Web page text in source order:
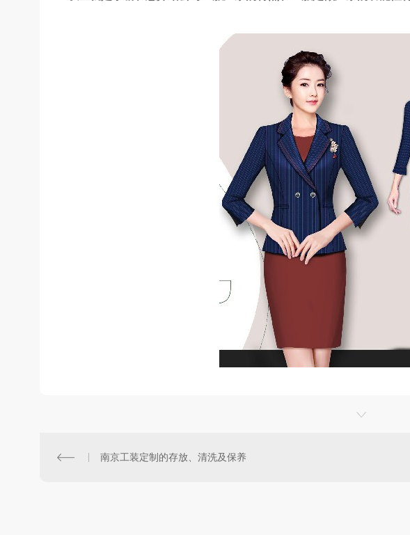
南京工装定制的存放、清洗及保养